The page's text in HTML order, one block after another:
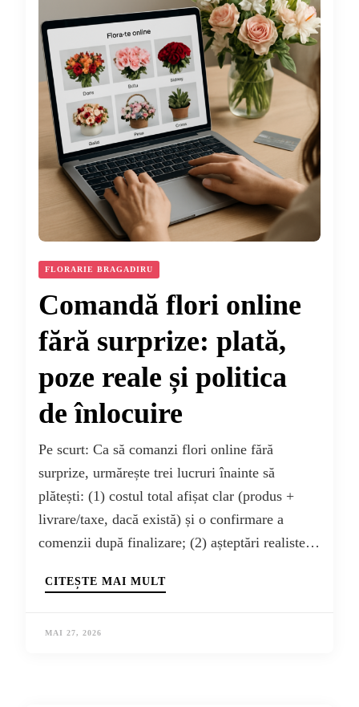
FLORARIE BRAGADIRU
Comandă flori online
fără surprize: plată,
poze reale și politica
de înlocuire
Pe scurt: Ca să comanzi flori online fără
surprize, urmărește trei lucruri înainte să
plătești: (1) costul total afișat clar (produs +
livrare/taxe, dacă există) și o confirmare a
comenzii după finalizare; (2) așteptări realiste…
CITEȘTE MAI MULT
MAI 27, 2026